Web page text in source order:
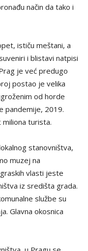
način da tako i
ističu meštani, a
i blistavi natpisi
je već predugo
postao je velika
od horde
pandemije, 2019.
turista.
stanovništva,
muzej na
vlasti jeste
iz središta grada.
službe su
Glavna okosnica